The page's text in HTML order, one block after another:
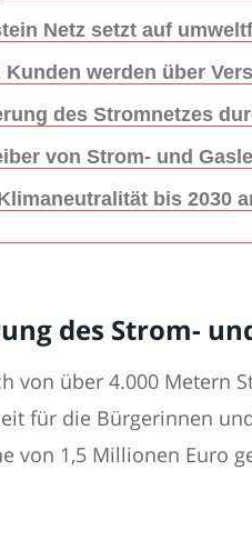
Netz setzt auf
Kunden werden über
des Stromnetzes
von Strom- und
bis 2030
des Strom-
von über 4.000 Metern
für die Bürgerinnen
von 1,5 Millionen Euro